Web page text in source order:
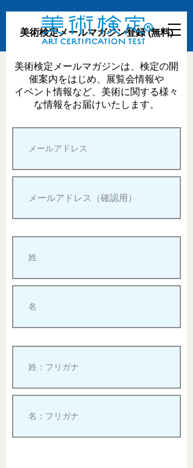
美術検定メールマガジン登録 (無料)
美術検定メールマガジンは、検定の開
催案内をはじめ、展覧会情報や
イベント情報など、美術に関する様々
な情報をお届けいたします。